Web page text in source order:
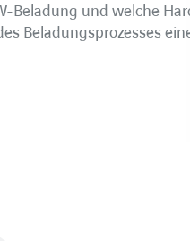
Beladung und welche
Beladungsprozesses